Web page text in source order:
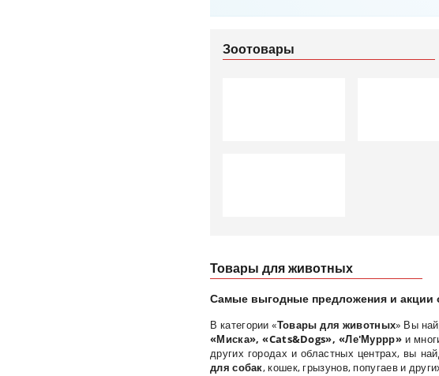
Зоотовары
Товары для животных
Самые выгодные предложения и акции
В категории «Товары для животных» Вы
«Миска», «Cats&Dogs», «Ле'Муррр»и
других городах и областных центрах, вы
для собак, кошек, грызунов, попугаев и